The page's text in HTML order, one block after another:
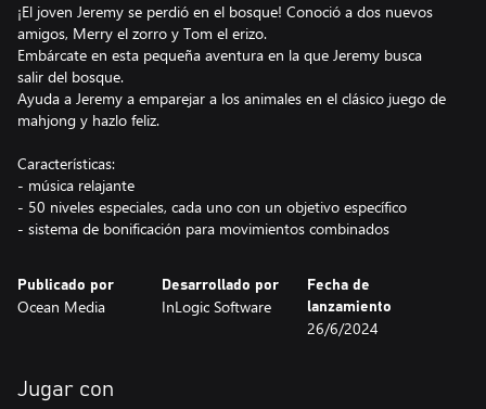
¡El joven Jeremy se perdió en el bosque! Conoció a dos nuevos
amigos, Merry el zorro y Tom el erizo.
Embárcate en esta pequeña aventura en la que Jeremy busca
salir del bosque.
Ayuda a Jeremy a emparejar a los animales en el clásico juego de
mahjong y hazlo feliz.
Características:
- música relajante
- 50 niveles especiales, cada uno con un objetivo específico
- sistema de bonificación para movimientos combinados
Publicado por
Ocean Media
Desarrollado por
InLogic Software
Fecha de
lanzamiento
26/6/2024
Jugar con